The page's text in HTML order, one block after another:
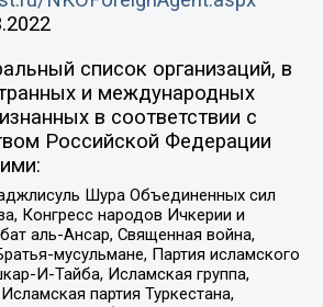
список организаций, в
и международных
в соответствии с
Российской Федерации
Шура Объединенных сил
Конгресс народов Ичкерии и
аль-Ансар, Священная война,
мусульмане, Партия исламского
И-Тайба, Исламская группа,
партия Туркестана,